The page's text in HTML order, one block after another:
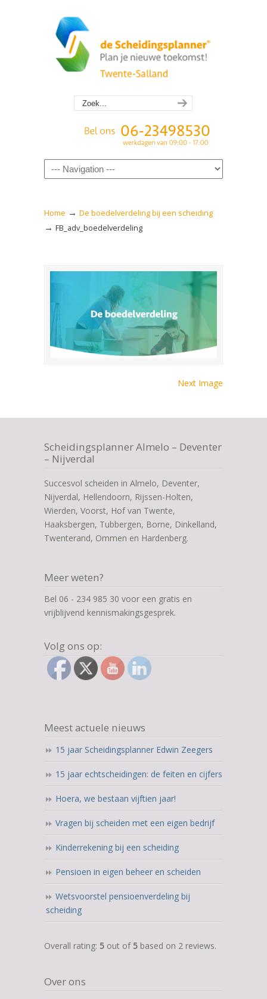
Navigation
Home → De boedelverdeling bij een scheiding
→ FB_adv_boedelverdeling
Next Image
Scheidingsplanner Almelo – Deventer
– Nijverdal
Succesvol scheiden in Almelo, Deventer,
Nijverdal, Hellendoorn, Rijssen-Holten,
Wierden, Voorst, Hof van Twente,
Haaksbergen, Tubbergen, Borne, Dinkelland,
Twenterand, Ommen en Hardenberg.
Meer weten?
Bel 06 - 234 985 30 voor een gratis en
vrijblijvend kennismakingsgesprek.
Volg ons op:
Meest actuele nieuws
15 jaar Scheidingsplanner Edwin Zeegers
15 jaar echtscheidingen: de feiten en cijfers
Hoera, we bestaan vijftien jaar!
Vragen bij scheiden met een eigen bedrijf
Kinderrekening bij een scheiding
Pensioen in eigen beheer en scheiden
Wetsvoorstel pensioenverdeling bij
scheiding
5,0
on
Overall rating: 5 out of 5 based on 2 reviews.
Over ons